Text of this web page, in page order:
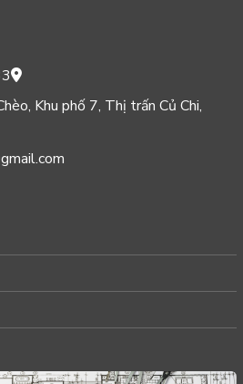
Khu phố 7, Thị trấn Củ Chi,